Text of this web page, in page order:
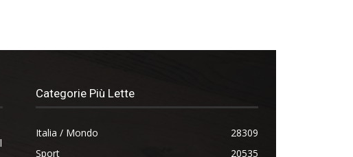
Categorie Più Lette
Italia / Mondo
28309
Sport
20535